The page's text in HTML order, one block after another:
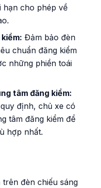
hạn cho phép về
Đảm bảo đèn
chuẩn đăng kiểm
những phiền toái
tâm đăng kiểm:
định, chủ xe có
tâm đăng kiểm để
hợp nhất.
đèn chiếu sáng